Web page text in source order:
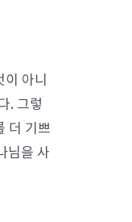
아니
. 그렇
더 기쁘
님을 사